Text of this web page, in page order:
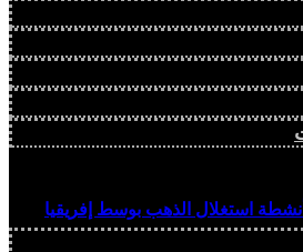
استغلال الذهب بوسط إفريقيا